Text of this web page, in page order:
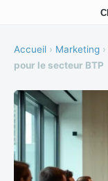
Accueil › Marketing ›
pour le secteur BTP